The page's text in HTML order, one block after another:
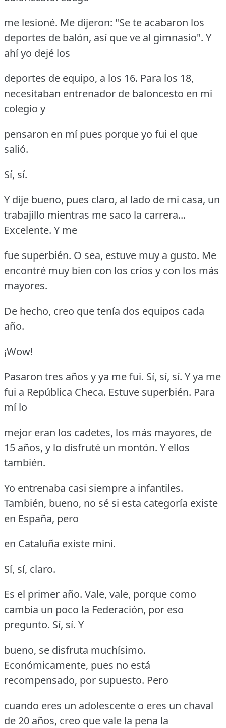
me lesioné. Me dijeron: "Se te acabaron los
deportes de balón, así que ve al gimnasio". Y
ahí yo dejé los
deportes de equipo, a los 16. Para los 18,
necesitaban entrenador de baloncesto en mi
colegio y
pensaron en mí pues porque yo fui el que
salió.
Sí, sí.
Y dije bueno, pues claro, al lado de mi casa, un
trabajillo mientras me saco la carrera...
Excelente. Y me
fue superbién. O sea, estuve muy a gusto. Me
encontré muy bien con los críos y con los más
mayores.
De hecho, creo que tenía dos equipos cada
año.
¡Wow!
Pasaron tres años y ya me fui. Sí, sí, sí. Y ya me
fui a República Checa. Estuve superbién. Para
mí lo
mejor eran los cadetes, los más mayores, de
15 años, y lo disfruté un montón. Y ellos
también.
Yo entrenaba casi siempre a infantiles.
También, bueno, no sé si esta categoría existe
en España, pero
en Cataluña existe mini.
Sí, sí, claro.
Es el primer año. Vale, vale, porque como
cambia un poco la Federación, por eso
pregunto. Sí, sí. Y
bueno, se disfruta muchísimo.
Económicamente, pues no está
recompensado, por supuesto. Pero
cuando eres un adolescente o eres un chaval
de 20 años, creo que vale la pena la